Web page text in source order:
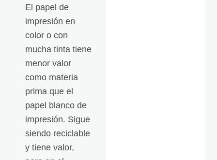
El papel de
impresión en
color o con
mucha tinta tiene
menor valor
como materia
prima que el
papel blanco de
impresión. Sigue
siendo reciclable
y tiene valor,